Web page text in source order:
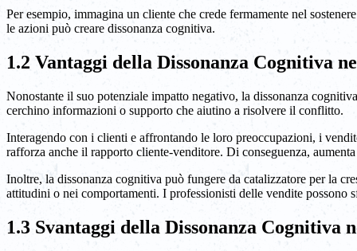
Per esempio, immagina un cliente che crede fermamente nel
le azioni può creare dissonanza cognitiva.
1.2 Vantaggi della Dissonanza Cognitiva
Nonostante il suo potenziale impatto negativo, la dissonanza
cerchino informazioni o supporto che aiutino a risolvere il conflitto.
Interagendo con i clienti e affrontando le loro preoccupazioni, i
rafforza anche il rapporto cliente-venditore. Di conseguenza,
Inoltre, la dissonanza cognitiva può fungere da catalizzatore per la
attitudini o nei comportamenti. I professionisti delle vendite possono
1.3 Svantaggi della Dissonanza Cognitiva